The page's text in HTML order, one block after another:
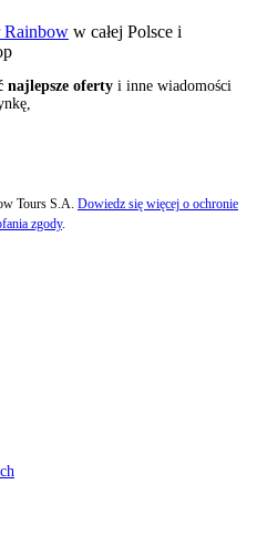
Rainbow w całej Polsce i
najlepsze oferty i inne wiadomości
Tours S.A. Dowiedz się więcej o ochronie
zgody.